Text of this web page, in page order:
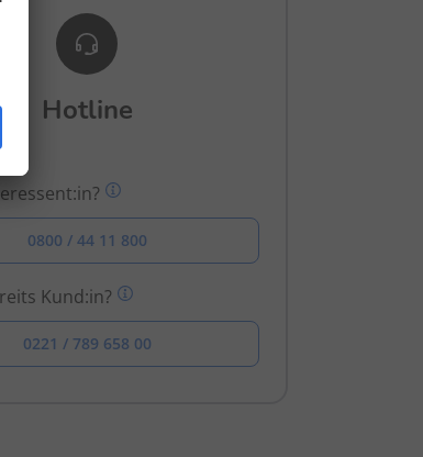
Hotline
0800 / 44 11 800
Kund:in?
0221 / 789 658 00